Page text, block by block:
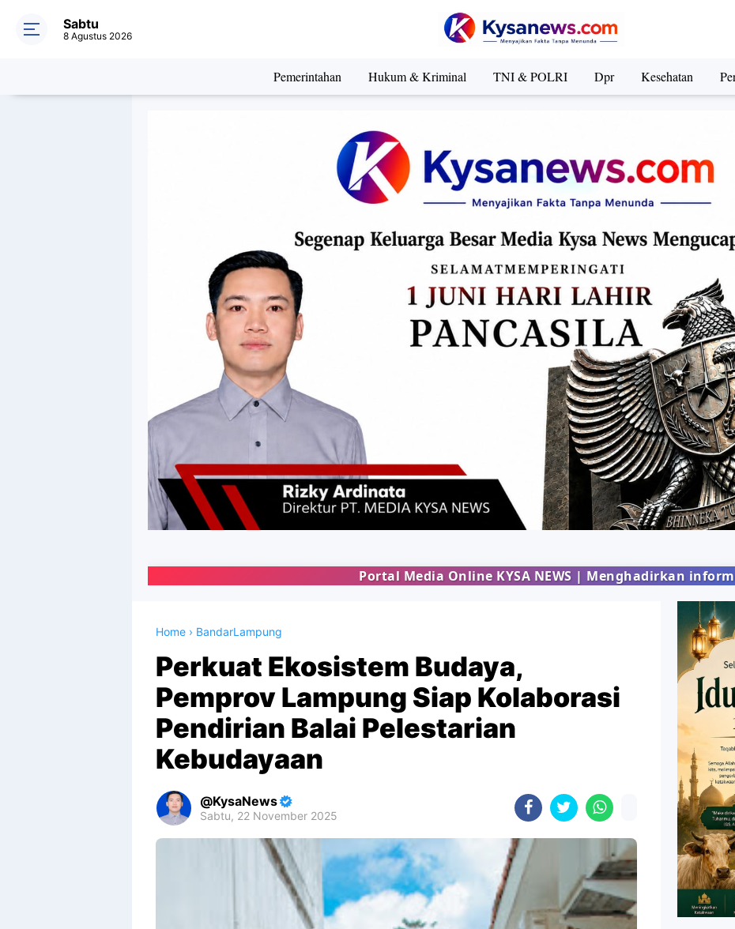
Sabtu
8 Agustus 2026
Pemerintahan Hukum & Kriminal TNI & POLRI Dpr Kesehatan
Portal Media Online KYSA NEWS | Menghadirkan informasi terbaru
Home › BandarLampung
Perkuat Ekosistem Budaya,
Pemprov Lampung Siap Kolaborasi
Pendirian Balai Pelestarian
Kebudayaan
KysaNews
Sabtu, 22 November 2025
Premium